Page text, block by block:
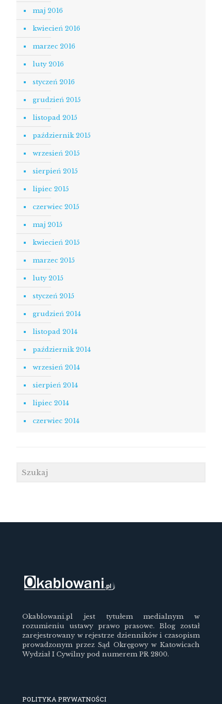
maj 2016
kwiecień 2016
marzec 2016
luty 2016
styczeń 2016
grudzień 2015
listopad 2015
październik 2015
wrzesień 2015
sierpień 2015
lipiec 2015
czerwiec 2015
maj 2015
kwiecień 2015
marzec 2015
luty 2015
styczeń 2015
grudzień 2014
listopad 2014
październik 2014
wrzesień 2014
sierpień 2014
lipiec 2014
czerwiec 2014
Okablowani.pl jest tytułem medialnym w
rozumieniu ustawy prawo prasowe. Blog został
zarejestrowany w rejestrze dzienników i czasopism
prowadzonym przez Sąd Okręgowy w Katowicach
Wydział I Cywilny pod numerem PR 2800.
POLITYKA PRYWATNOŚCI